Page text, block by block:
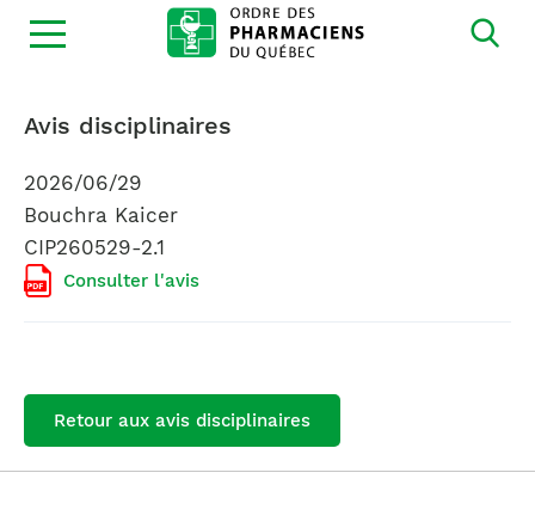
Ouvrir
la
Avis disciplinaires
2026/06/29
Bouchra Kaicer
CIP260529-2.1
Consulter l'avis
Retour aux avis disciplinaires